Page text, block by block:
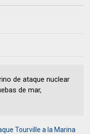
de ataque nuclear
de mar,
Tourville a la Marina